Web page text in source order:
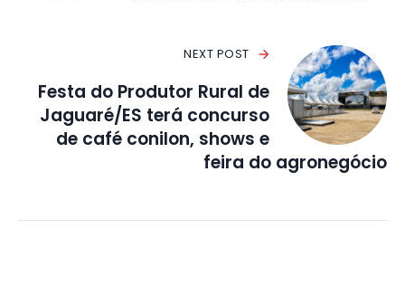
NEXT POST
Festa do Produtor Rural de
Jaguaré/ES terá concurso
de café conilon, shows e
feira do agronegócio